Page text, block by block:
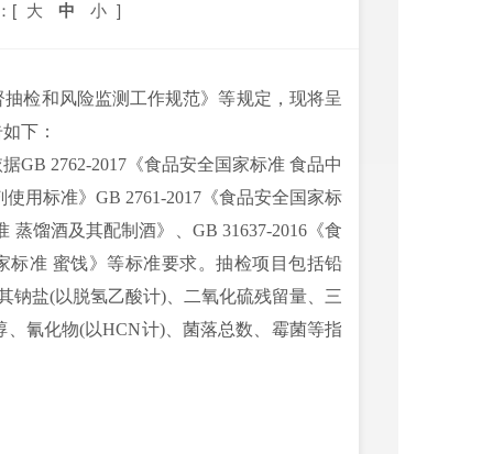
[ 大 中 小 ]
检和风险监测工作规范》等规定，现将呈
下：
GB 2762-2017《食品安全国家标准 食品中
用标准》GB 2761-2017《食品安全国家标
蒸馏酒及其配制酒》、GB 31637-2016《食
标准 蜜饯》等标准要求。抽检项目包括铅
钠盐(以脱氢乙酸计)、二氧化硫残留量、三
氰化物(以HCN计)、菌落总数、霉菌等指